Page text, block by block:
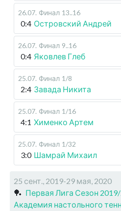
26.07. Финал 13..16
0:4 Островский Андрей
26.07. Финал 9..16
0:4 Яковлев Глеб
25.07. Финал 1/8
2:4 Завада Никита
25.07. Финал 1/16
4:1 Хименко Артем
25.07. Финал 1/32
3:0 Шамрай Михаил
25 сент., 2019-29 мая, 2020
🏓 Первая Лига Сезон
Академия настольного